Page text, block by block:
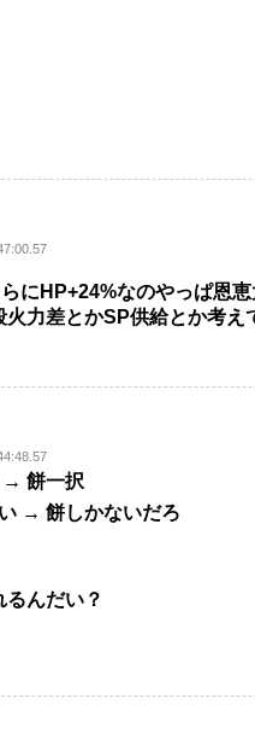
にHP+24%なのやっぱ恩
火力差とかSP供給とか考え
→ 餅一択
→ 餅しかないだろ
んだい？